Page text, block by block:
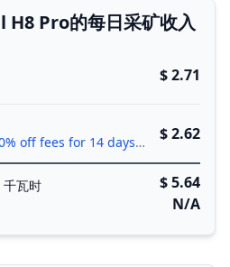
Pro的每日采矿收入
$ 2.71
Join EMCD, get 20% off fees for 14 days!
$ 2.62
瓦时
$ 5.64
N/A